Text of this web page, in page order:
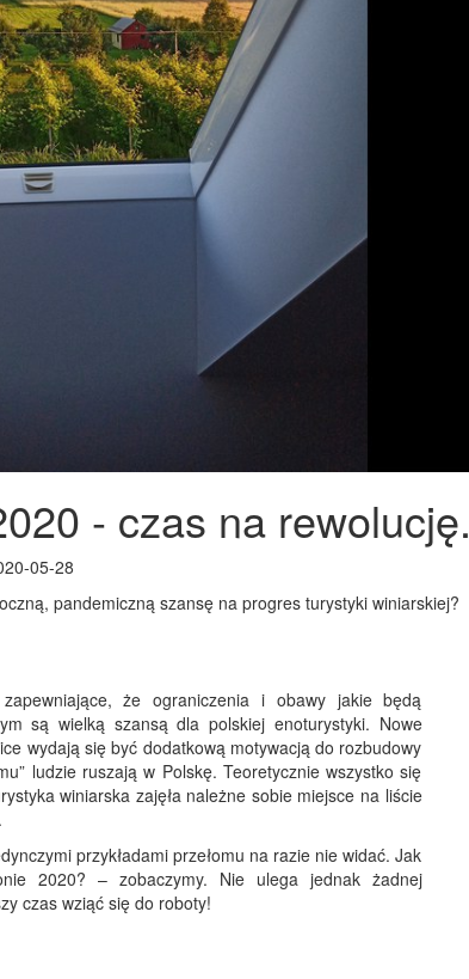
- czas na rewolucję.
05-28
pandemiczną szansę na progres turystyki winiarskiej?
że ograniczenia i obawy jakie będą
są wielką szansą dla polskiej enoturystyki. Nowe
wydają się być dodatkową motywacją do rozbudowy
ludzie ruszają w Polskę. Teoretycznie wszystko się
winiarska zajęła należne sobie miejsce na liście
przykładami przełomu na razie nie widać. Jak
2020? – zobaczymy. Nie ulega jednak żadnej
czas wziąć się do roboty!